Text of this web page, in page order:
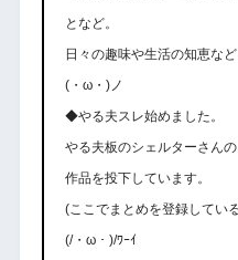
となど。
日々の趣味や生活の知恵な
(・ω・)ノ
◆やる夫スレ始めました。
やる夫板のシェルターさん
作品を投下しています。
(ここでまとめを登録してい
(/・ω・)/ﾜｰｲ